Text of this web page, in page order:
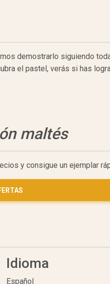
demostrarlo siguiendo
el pastel, verás si has
maltés
y consigue un ejemplar
Idioma
Español